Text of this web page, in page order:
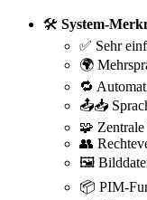
🛠️ System-
✅ Sehr
🌍
🔁
📤📥
🧩 Zentrale
👥
🖼️
📦 PIM-